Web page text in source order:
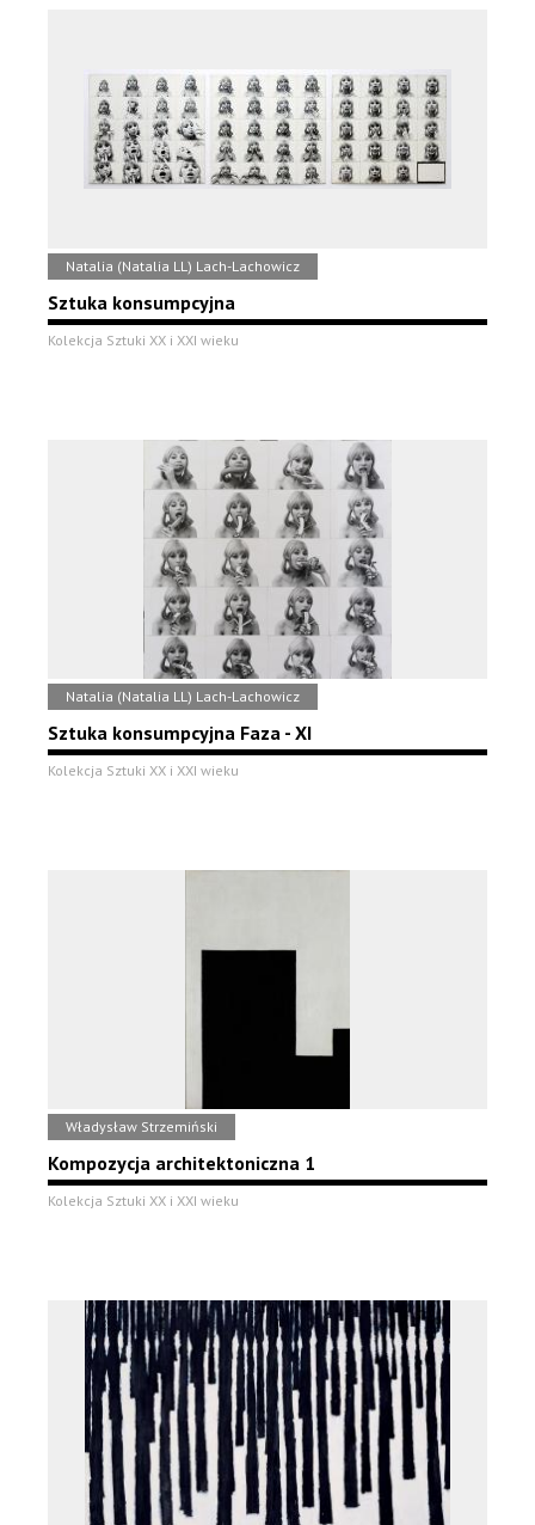
Natalia (Natalia LL) Lach-Lachowicz
Sztuka konsumpcyjna
Kolekcja Sztuki XX i XXI wieku
Natalia (Natalia LL) Lach-Lachowicz
Sztuka konsumpcyjna Faza - XI
Kolekcja Sztuki XX i XXI wieku
Władysław Strzemiński
Kompozycja architektoniczna 1
Kolekcja Sztuki XX i XXI wieku